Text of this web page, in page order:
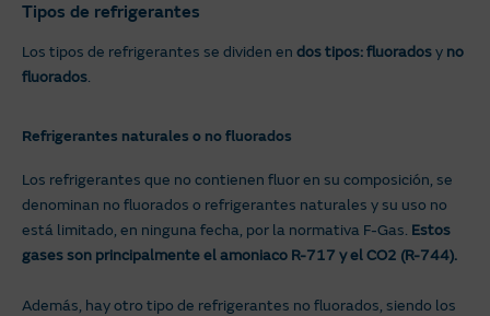
Tipos de refrigerantes
Los tipos de refrigerantes se dividen en dos tipos: fluoradosy no
fluorados.
Refrigerantes naturales o no fluorados
Los refrigerantes que no contienen fluor en su composición, se
denominan no fluorados o refrigerantes naturales y su uso no
está limitado, en ninguna fecha, por la normativa F-Gas. Estos
gases son principalmente el amoniaco R-717 y el CO2 (R-744).
Además, hay otro tipo de refrigerantes no fluorados, siendo los